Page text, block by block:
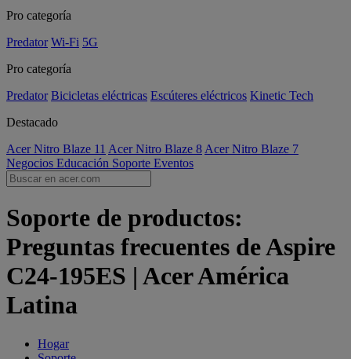
Pro categoría
Predator Wi-Fi 5G
Pro categoría
Predator Bicicletas eléctricas Escúteres eléctricos Kinetic Tech
Destacado
Acer Nitro Blaze 11 Acer Nitro Blaze 8 Acer Nitro Blaze 7
Negocios Educación Soporte Eventos
Soporte de productos:
Preguntas frecuentes de Aspire
C24-195ES | Acer América
Latina
Hogar